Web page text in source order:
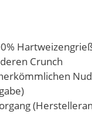
Crunch